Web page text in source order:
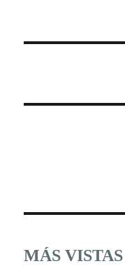
MÁS VISTAS